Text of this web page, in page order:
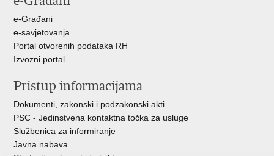
e-Građani
e-savjetovanja
Portal otvorenih podataka RH
Izvozni portal
Pristup informacijama
Dokumenti, zakonski i podzakonski akti
PSC - Jedinstvena kontaktna točka za usluge
Službenica za informiranje
Javna nabava